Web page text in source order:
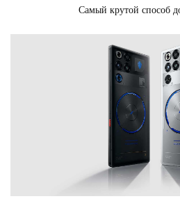
Самый крутой способ